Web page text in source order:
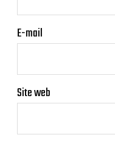
E-mail
Site web